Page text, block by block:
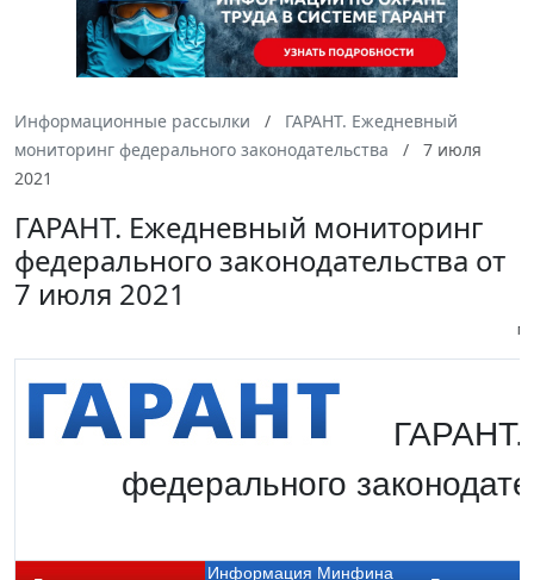
Информационные рассылки
ГАРАНТ. Ежедневный
мониторинг федерального законодательства
7 июля
2021
ГАРАНТ. Ежедневный мониторинг
федерального законодательства от
7 июля 2021
ГАРАНТ.
федерального
Информация Минфина